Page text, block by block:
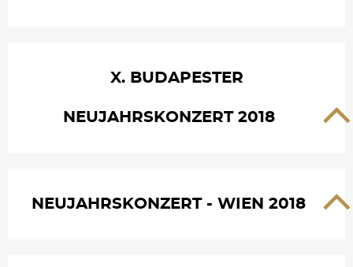
X. BUDAPESTER
NEUJAHRSKONZERT 2018
NEUJAHRSKONZERT - WIEN 2018